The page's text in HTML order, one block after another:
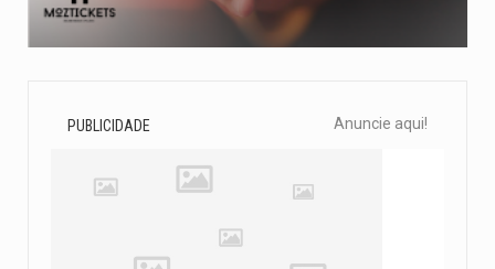
PUBLICIDADE Anuncie aqui!